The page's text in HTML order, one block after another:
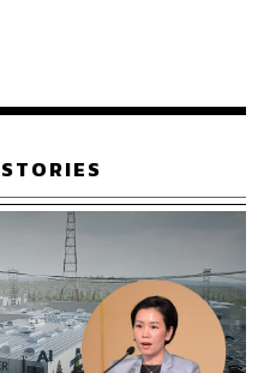
ดอีกครั้ง เพราะก่อนหน้านี้
ได้ประเมินราคาไว้ใน
ศาสตราจารย์พิเศษธงทอง
การบริษัท กรุงเทพธนาคม
ละเอียด แต่ทั้งนี้หาก ดีอีเอ
ำสายสื่อสารลงดิน กทม. ก็